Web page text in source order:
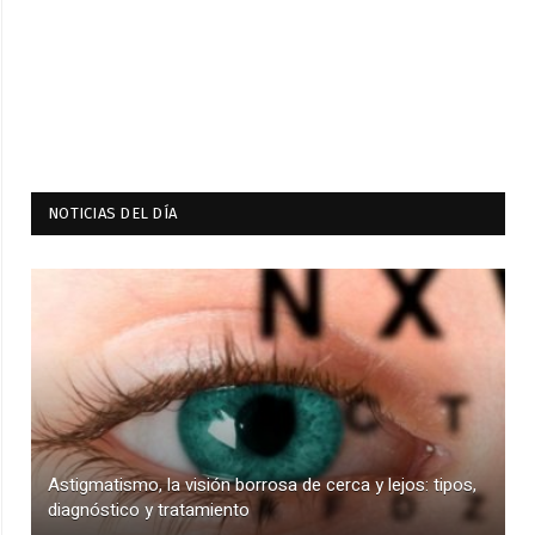
NOTICIAS DEL DÍA
Astigmatismo, la visión borrosa de cerca y lejos: tipos,
diagnóstico y tratamiento